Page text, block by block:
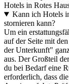
Hotels in Rotes
Kann ich Hotels
stornieren kann?
Um ein
auf der Seite mit
der Unterkunft"
aus. Der Großteil
du bei Bedarf eine
erforderlich, dass